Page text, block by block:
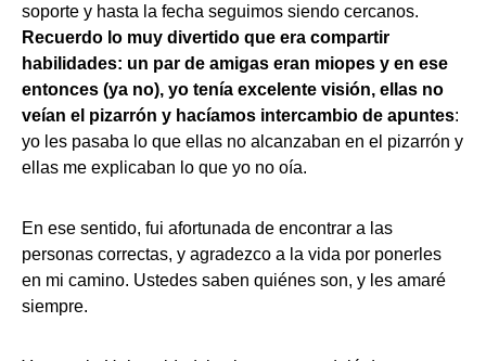
soporte y hasta la fecha seguimos siendo cercanos.
Recuerdo lo muy divertido que era compartir
habilidades: un par de amigas eran miopes y en ese
entonces (ya no), yo tenía excelente visión, ellas no
veían el pizarrón y hacíamos intercambio de apuntes:
yo les pasaba lo que ellas no alcanzaban en el pizarrón y
ellas me explicaban lo que yo no oía.
En ese sentido, fui afortunada de encontrar a las
personas correctas, y agradezco a la vida por ponerles
en mi camino. Ustedes saben quiénes son, y les amaré
siempre.